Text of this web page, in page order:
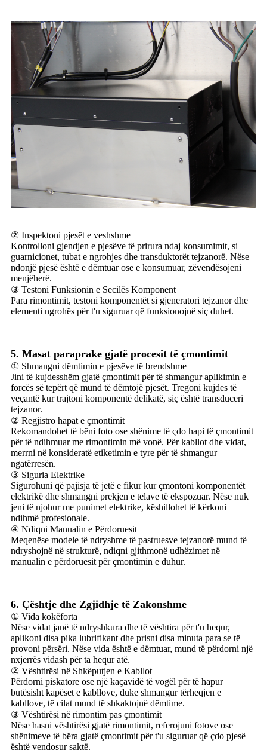
② Inspektoni pjesët e veshshme
Kontrolloni gjendjen e pjesëve të prirura ndaj konsumimit, si
guarnicionet, tubat e ngrohjes dhe transduktorët tejzanorë. Nëse
ndonjë pjesë është e dëmtuar ose e konsumuar, zëvendësojeni
menjëherë.
③ Testoni Funksionin e Secilës Komponent
Para rimontimit, testoni komponentët si gjeneratori tejzanor dhe
elementi ngrohës për t'u siguruar që funksionojnë siç duhet.
5. Masat paraprake gjatë procesit të çmontimit
① Shmangni dëmtimin e pjesëve të brendshme
Jini të kujdesshëm gjatë çmontimit për të shmangur aplikimin e
forcës së tepërt që mund të dëmtojë pjesët. Tregoni kujdes të
veçantë kur trajtoni komponentë delikatë, siç është transduceri
tejzanor.
② Regjistro hapat e çmontimit
Rekomandohet të bëni foto ose shënime të çdo hapi të çmontimit
për të ndihmuar me rimontimin më vonë. Për kabllot dhe vidat,
merrni në konsideratë etiketimin e tyre për të shmangur
ngatërresën.
③ Siguria Elektrike
Sigurohuni që pajisja të jetë e fikur kur çmontoni komponentët
elektrikë dhe shmangni prekjen e telave të ekspozuar. Nëse nuk
jeni të njohur me punimet elektrike, këshillohet të kërkoni
ndihmë profesionale.
④ Ndiqni Manualin e Përdoruesit
Meqenëse modele të ndryshme të pastruesve tejzanorë mund të
ndryshojnë në strukturë, ndiqni gjithmonë udhëzimet në
manualin e përdoruesit për çmontimin e duhur.
6. Çështje dhe Zgjidhje të Zakonshme
① Vida kokëforta
Nëse vidat janë të ndryshkura dhe të vështira për t'u hequr,
aplikoni disa pika lubrifikant dhe prisni disa minuta para se të
provoni përsëri. Nëse vida është e dëmtuar, mund të përdorni një
nxjerrës vidash për ta hequr atë.
② Vështirësi në Shkëputjen e Kabllot
Përdorni piskatore ose një kaçavidë të vogël për të hapur
butësisht kapëset e kabllove, duke shmangur tërheqjen e
kabllove, të cilat mund të shkaktojnë dëmtime.
③ Vështirësi në rimontim pas çmontimit
Nëse hasni vështirësi gjatë rimontimit, referojuni fotove ose
shënimeve të bëra gjatë çmontimit për t'u siguruar që çdo pjesë
është vendosur saktë.